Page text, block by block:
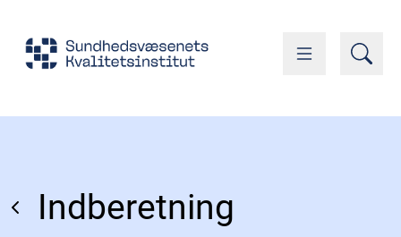
Indberetning